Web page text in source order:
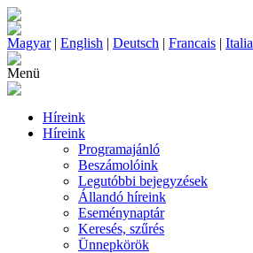
Magyar| English | Deutsch | Francais |
Menü
Híreink
Híreink
Programajánló
Beszámolóink
Legutóbbi bejegyzések
Állandó híreink
Eseménynaptár
Keresés, szűrés
Ünnepkörök